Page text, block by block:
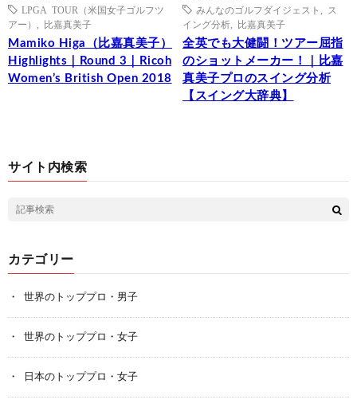
LPGA TOUR（米国女子ゴルフツ
アー）
比嘉真美子
Mamiko Higa（比嘉真美子）
Highlights｜Round 3｜Ricoh
Women’s British Open 2018
みんなのゴルフダイジェスト
ス
イング分析
比嘉真美子
全英でも大健闘！ツアー屈指
のショットメーカー！｜比嘉
真美子プロのスイング分析
【スイング大辞典】
サイト内検索
カテゴリー
世界のトッププロ・男子
世界のトッププロ・女子
日本のトッププロ・女子